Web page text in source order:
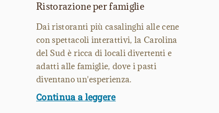
Ristorazione per famiglie
Dai ristoranti più casalinghi alle cene
con spettacoli interattivi, la Carolina
del Sud è ricca di locali divertenti e
adatti alle famiglie, dove i pasti
diventano un'esperienza.
Continua a leggere